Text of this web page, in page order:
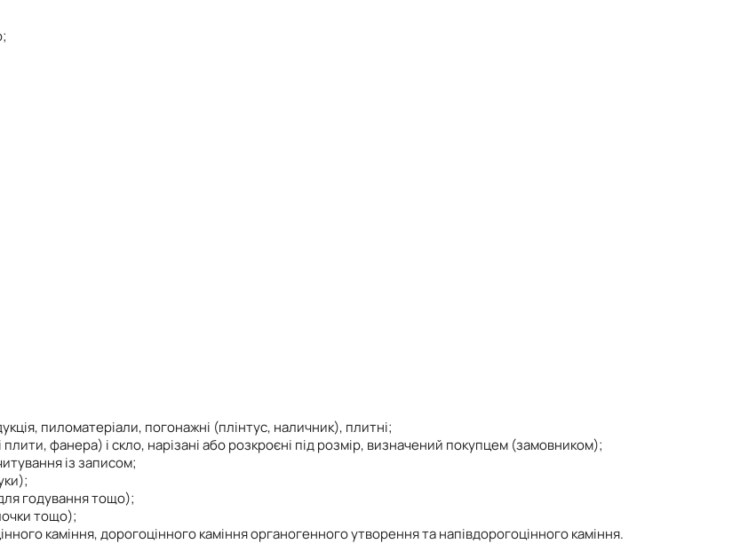
пиломатеріали, погонажні (плінтус, наличник), плитні;
фанера) і скло, нарізані або розкроєні під розмір, визначений покупцем (замовником);
із записом;
годування тощо);
тощо);
каміння, дорогоцінного каміння органогенного утворення та напівдорогоцінного каміння.